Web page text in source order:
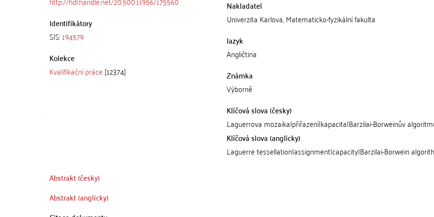
Identifikátory
SIS:194579
Kolekce
Kvalifikační práce [12374]
Nakladatel
Univerzita Karlova, Matematicko-fyzikální fakulta
Jazyk
Angličtina
Známka
Výborně
Klíčová slova (česky)
Laguerrova mozaika|přiřazení|kapacita|Barzilai-Borweinův
Klíčová slova (anglicky)
Laguerre tessellation|assignment|capacity|Barzilai-Borwein
Abstrakt (česky)
Abstrakt (anglicky)